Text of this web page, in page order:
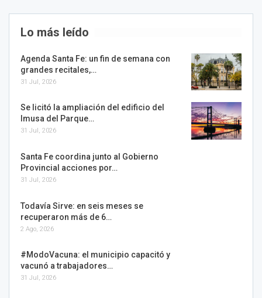
Lo más leído
Agenda Santa Fe: un fin de semana con
grandes recitales,…
31 Jul, 2026
Se licitó la ampliación del edificio del
Imusa del Parque…
31 Jul, 2026
Santa Fe coordina junto al Gobierno
Provincial acciones por…
31 Jul, 2026
Todavía Sirve: en seis meses se
recuperaron más de 6…
2 Ago, 2026
#ModoVacuna: el municipio capacitó y
vacunó a trabajadores…
31 Jul, 2026